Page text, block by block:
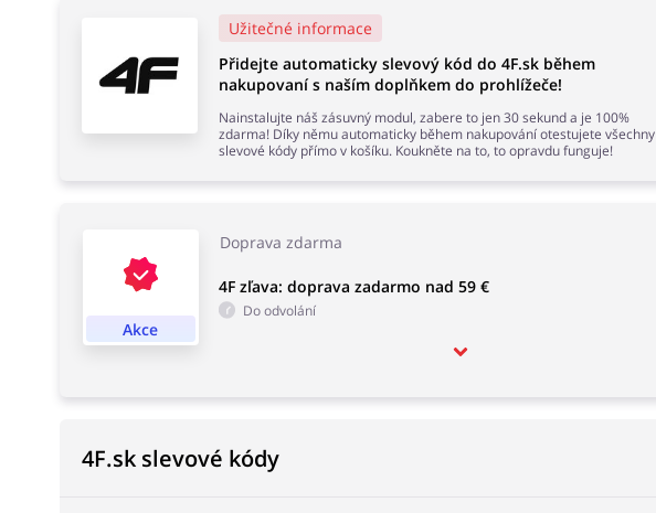
Akce
Doprava zdarma
4F zľava: doprava zadarmo nad 59 €
Do odvolání
Užitečné informace
Přidejte automaticky slevový kód do 4F.sk během
nakupovaní s naším doplňkem do prohlížeče!
Nainstalujte náš zásuvný modul, zabere to jen 30 sekund a je 100%
zdarma! Díky němu automaticky během nakupování otestujete všechny
slevové kódy přímo v košíku. Koukněte na to, to opravdu funguje!
4F.sk slevové kódy